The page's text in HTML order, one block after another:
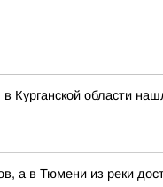
Курганской области
а в Тюмени из реки